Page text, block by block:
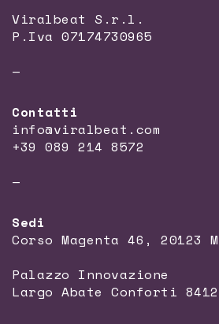
Viralbeat S.r.l.
P.Iva 07174730965
—
Contatti
info@viralbeat.com
+39 089 214 8572
—
Sedi
Corso Magenta 46, 20123
Palazzo Innovazione
Largo Abate Conforti